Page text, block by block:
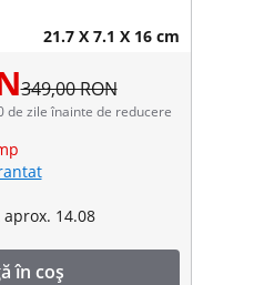
21.7 X 7.1 X 16 cm
349,00 RON
de zile înainte de reducere
aprox. 14.08
în coș